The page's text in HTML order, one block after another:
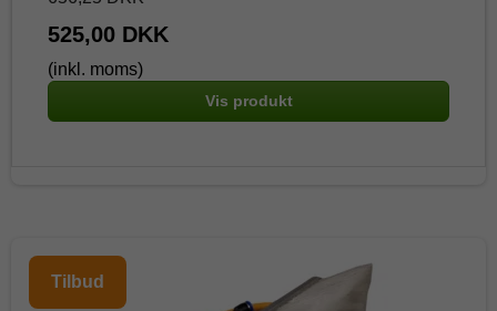
525,00 DKK
(inkl. moms)
Vis produkt
Tilbud